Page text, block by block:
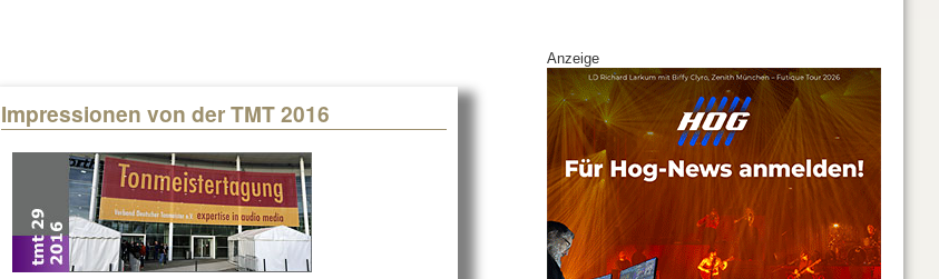
Impressionen von der TMT 2016
Anzeige